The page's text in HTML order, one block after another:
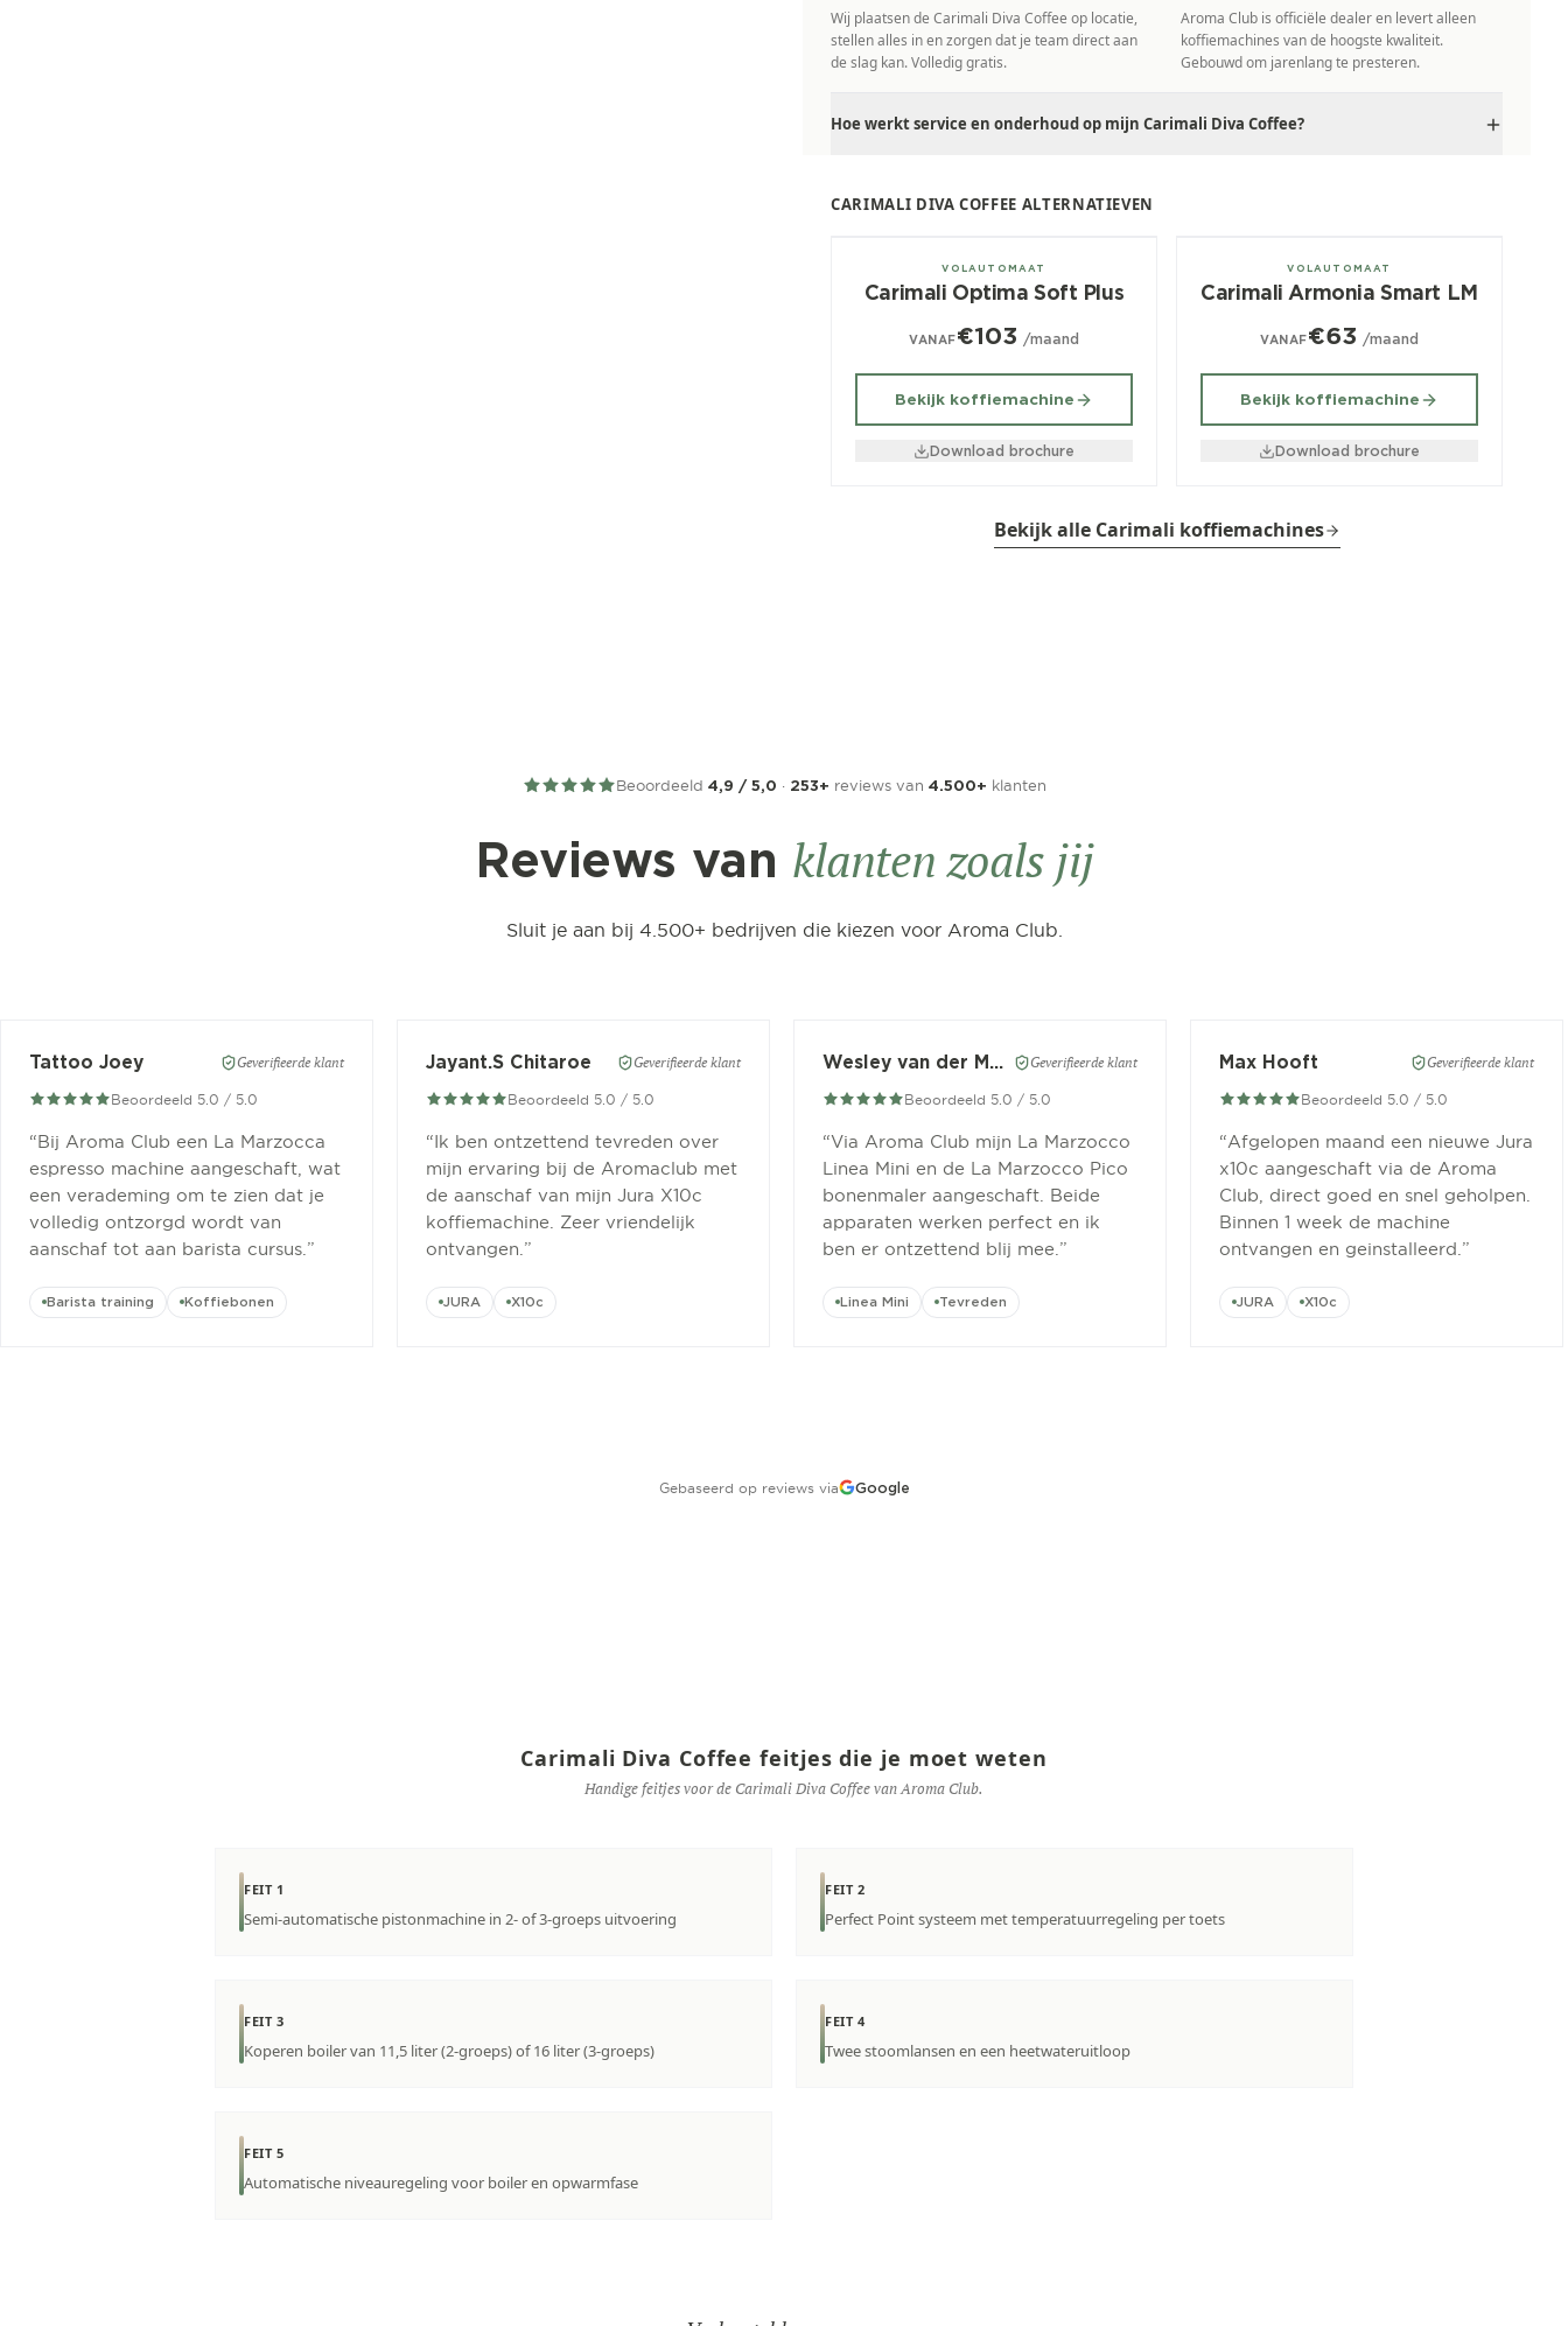
Wij plaatsen de Carimali Diva Coffee op locatie,
stellen alles in en zorgen dat je team direct aan
de slag kan. Volledig gratis.
Aroma Club is officiële dealer en levert alleen
koffiemachines van de hoogste kwaliteit.
Gebouwd om jarenlang te presteren.
Hoe werkt service en onderhoud op mijn Carimali Diva Coffee?
CARIMALI DIVA COFFEE ALTERNATIEVEN
VOLAUTOMAAT
Carimali Optima Soft Plus
VANAF€103 /maand
Bekijk koffiemachine
Download brochure
VOLAUTOMAAT
Carimali Armonia Smart LM
VANAF€63 /maand
Bekijk koffiemachine
Download brochure
Bekijk alle Carimali koffiemachines
Beoordeeld 4,9 / 5,0 · 253+ reviews van 4.500+ klanten
Reviews van klanten zoals jij
Sluit je aan bij 4.500+ bedrijven die kiezen voor Aroma Club.
Tattoo Joey Geverifieerde klant
Beoordeeld 5.0 / 5.0
“Bij Aroma Club een La Marzocca
espresso machine aangeschaft, wat
een verademing om te zien dat je
volledig ontzorgd wordt van
aanschaf tot aan barista cursus. ”
Barista training Koffiebonen
Jayant.S Chitaroe Geverifieerde klant
Beoordeeld 5.0 / 5.0
“Ik ben ontzettend tevreden over
mijn ervaring bij de Aromaclub met
de aanschaf van mijn Jura X10c
koffiemachine. Zeer vriendelijk
ontvangen. ”
JURA X10c
Wesley van der Meer Geverifieerde klant
Beoordeeld 5.0 / 5.0
“Via Aroma Club mijn La Marzocco
Linea Mini en de La Marzocco Pico
bonenmaler aangeschaft. Beide
apparaten werken perfect en ik
ben er ontzettend blij mee. ”
Linea Mini Tevreden
Max Hooft Geverifieerde klant
Beoordeeld 5.0 / 5.0
“Afgelopen maand een nieuwe Jura
x10c aangeschaft via de Aroma
Club, direct goed en snel geholpen.
Binnen 1 week de machine
ontvangen en geinstalleerd. ”
JURA X10c
Gebaseerd op reviews via Google
Carimali Diva Coffee feitjes die je moet weten
Handige feitjes voor de Carimali Diva Coffee van Aroma Club.
FEIT 1
Semi-automatische pistonmachine in 2- of 3-groeps uitvoering
FEIT 2
Perfect Point systeem met temperatuurregeling per toets
FEIT 3
Koperen boiler van 11,5 liter (2-groeps) of 16 liter (3-groeps)
FEIT 4
Twee stoomlansen en een heetwateruitloop
FEIT 5
Automatische niveauregeling voor boiler en opwarmfase